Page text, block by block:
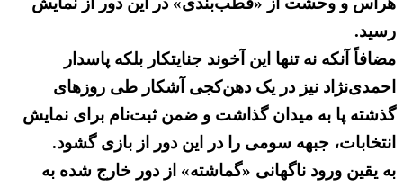
رسید.
مضافاً آنکه نه تنها این آخوند جنایتکار بلکه پاسدار
احمدی‌نژاد نیز در یک دهن‌کجی آشکار طی روزهای
گذشته پا به میدان گذاشت و ضمن ثبت‌نام برای نمایش
انتخابات، جبهه سومی را در این دور از بازی گشود.
به یقین ورود ناگهانی «گماشته» از دور خارج شده به